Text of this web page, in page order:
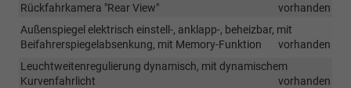
Rückfahrkamera "Rear View"
vorhanden
Außenspiegel elektrisch einstell-, anklapp-, beheizbar, mit
Beifahrerspiegelabsenkung, mit Memory-Funktion
vorhanden
Leuchtweitenregulierung dynamisch, mit dynamischem
Kurvenfahrlicht
vorhanden